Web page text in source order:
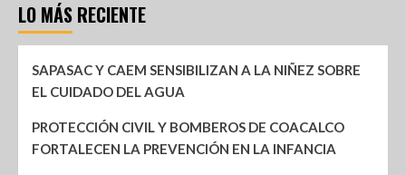
LO MÁS RECIENTE
SAPASAC Y CAEM SENSIBILIZAN A LA NIÑEZ SOBRE
EL CUIDADO DEL AGUA
PROTECCIÓN CIVIL Y BOMBEROS DE COACALCO
FORTALECEN LA PREVENCIÓN EN LA INFANCIA